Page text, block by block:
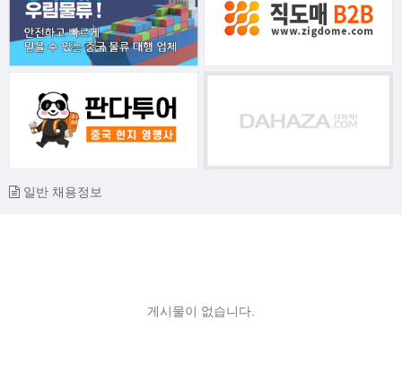
일반 채용정보
게시물이 없습니다.